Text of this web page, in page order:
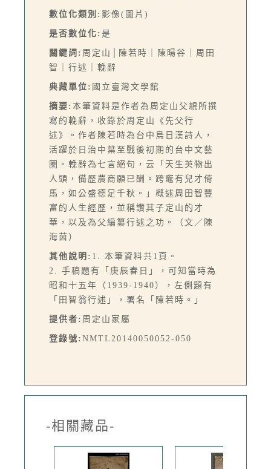
數位化類別: 影像(圖片)
是否數位化: 是
關鍵詞: 周定山│陳若時｜陳暘谷｜周田
智｜行述｜輓辭
典藏單位: 國立臺灣文學館
摘要: 本筆資料是作者為周定山父親所撰
寫的輓辭，收錄於周定山《先父行
述》。作者陳若時為台中烏日漢詩人，
活躍於日治中葉至戰後初期的台中文藝
圈。輓辭為七言絕句，云「天生英物出
人頭，備歷農商願已酬。跨竈有兒才倚
馬，如公盛德足千秋。」概述周田智豐
富的人生經歷，並稱讚其子定山的才
華，以及為父編纂行述之功。（文／陳
海茵）
其他說明: 1. 本筆資料共1頁。
2. 手稿題有「庚辰春日」，可知當時為
昭和十五年（1939-1940），左側題有
「田智翁行述」，署名「陳若時。」
提供者: 周定山家屬
登錄號: NMTL20140050052-050
-相關藏品-